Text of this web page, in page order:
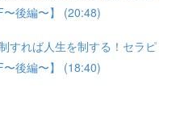
後編〜】 (20:48)
すれば人生を制する！セラピ
後編〜】 (18:40)